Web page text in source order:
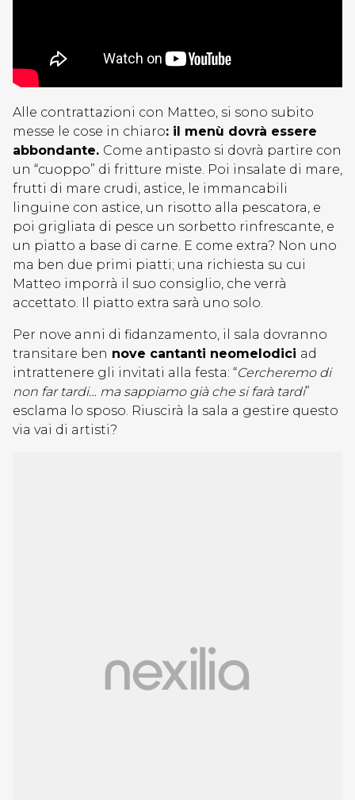
Alle contrattazioni con Matteo, si sono subito
messe le cose in chiaro: il menù dovrà essere
abbondante. Come antipasto si dovrà partire con
un “cuoppo” di fritture miste. Poi insalate di mare,
frutti di mare crudi, astice, le immancabili
linguine con astice, un risotto alla pescatora, e
poi grigliata di pesce un sorbetto rinfrescante, e
un piatto a base di carne. E come extra? Non uno
ma ben due primi piatti; una richiesta su cui
Matteo imporrà il suo consiglio, che verrà
accettato. Il piatto extra sarà uno solo.
Per nove anni di fidanzamento, il sala dovranno
transitare ben nove cantanti neomelodici ad
intrattenere gli invitati alla festa: “Cercheremo di
non far tardi… ma sappiamo già che si farà tardi”
esclama lo sposo. Riuscirà la sala a gestire questo
via vai di artisti?